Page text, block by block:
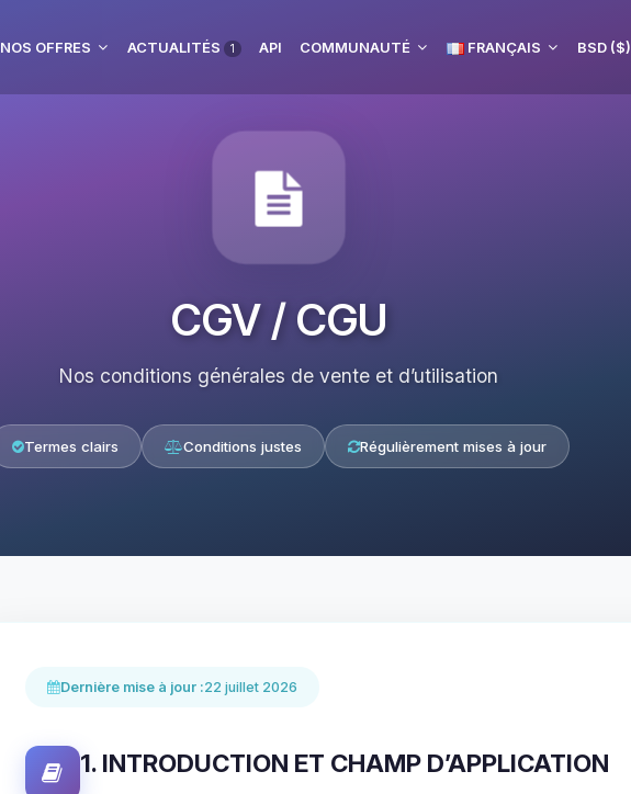
NOS OFFRES ACTUALITÉS 1 API COMMUNAUTÉ FRANÇAIS BSD ($)
CGV / CGU
Nos conditions générales de vente et d’utilisation
Termes clairs Conditions justes Régulièrement mises à jour
Dernière mise à jour :22 juillet 2026
1. INTRODUCTION ET CHAMP D’APPLICATION